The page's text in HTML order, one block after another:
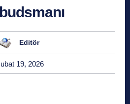
Editör
19, 2026